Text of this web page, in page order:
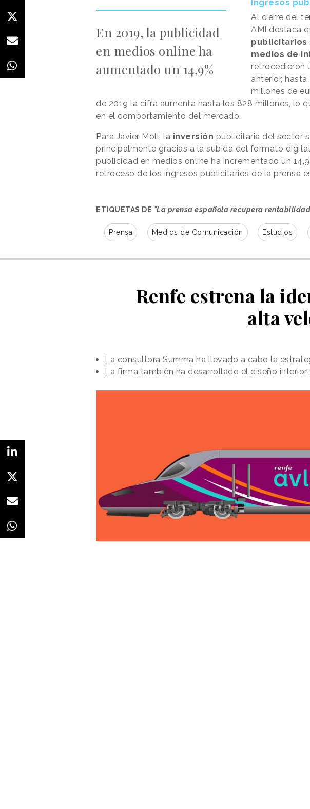
En 2019, la publicidad
en medios online ha
aumentado un 14,9%
Ingresos
Al cierre del
AMI destaca
publicitarios
medios de
retrocedieron
anterior,
millones de
de 2019 la cifra aumenta hasta los 828 millones, lo
en el comportamiento del mercado.
Para Javier Moll, la inversión publicitaria del sector
principalmente gracias a la subida del formato
publicidad en medios online ha incrementado un
retroceso de los ingresos publicitarios de la prensa
ETIQUETAS DE "La prensa española recupera
Prensa Medios de Comunicación Estudios
Renfe estrena la
alta
La consultora Summa ha llevado a cabo la
La firma también ha desarrollado el diseño